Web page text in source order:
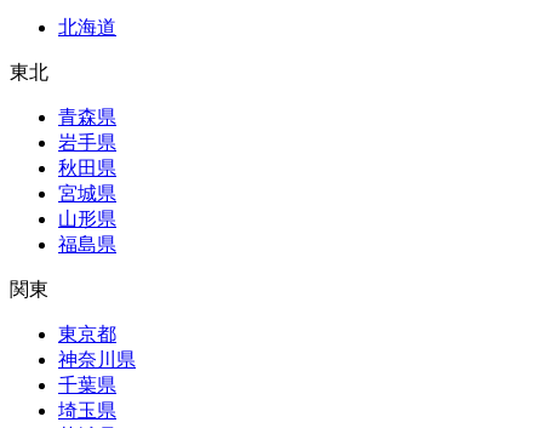
北海道
東北
青森県
岩手県
秋田県
宮城県
山形県
福島県
関東
東京都
神奈川県
千葉県
埼玉県